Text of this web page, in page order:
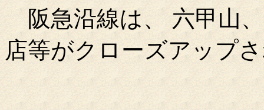
阪急沿線は、 六甲山、
店等がクローズアップ